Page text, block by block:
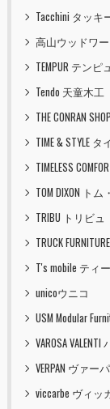
Tacchini タッキ
高山ウッドワ
TEMPUR テンピ
Tendo 天童木工
THE CONRAN
TIME & STYLE
TIMELESS
TOM DIXON ト
TRIBU トリビュ
TRUCK
T's mobile ティ
unicoウニコ
USM Modular
VAROSA
VERPAN ヴァー
viccarbe ヴィッ